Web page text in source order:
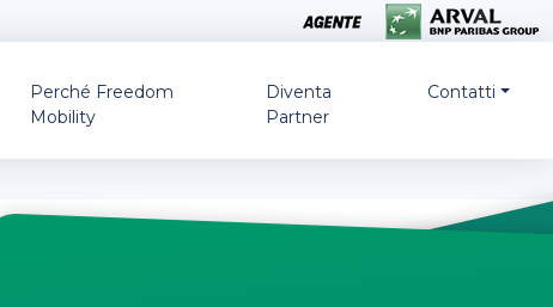
Perché Freedom
Mobility
Diventa
Partner
Contatti